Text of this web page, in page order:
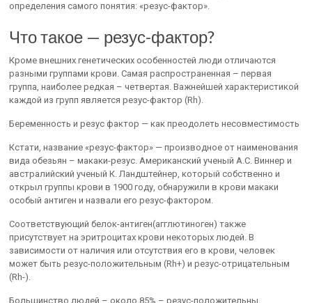
определения самого понятия: «резус-фактор».
Что такое — резус-фактор?
Кроме внешних генетических особенностей люди отличаются
разными группами крови. Самая распространенная – первая
группа, наиболее редкая – четвертая. Важнейшей характеристикой
каждой из групп является резус-фактор (Rh).
Беременность и резус фактор — как преодолеть несовместимость
Кстати, название «резус-фактор» — производное от наименования
вида обезьян – макаки-резус. Американский ученый А.С. Виннер и
австралийский ученый К. Ландштейнер, который собственно и
открыл группы крови в 1900 году, обнаружили в крови макаки
особый антиген и назвали его резус-фактором.
Соответствующий белок-антиген(агглютиноген) также
присутствует на эритроцитах крови некоторых людей. В
зависимости от наличия или отсутствия его в крови, человек
может быть резус-положительным (Rh+) и резус-отрицательным
(Rh-).
Большинство людей – около 85% – резус-положительны.